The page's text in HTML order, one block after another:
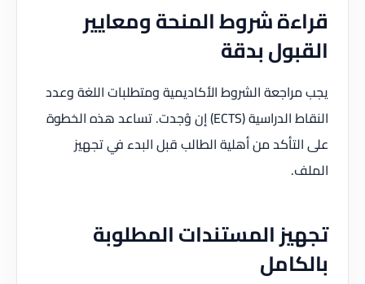
قراءة شروط المنحة ومعايير
القبول بدقة
يجب مراجعة الشروط الأكاديمية ومتطلبات اللغة وعدد
النقاط الدراسية (ECTS) إن وُجدت. تساعد هذه الخطوة
على التأكد من أهلية الطالب قبل البدء في تجهيز
الملف.
تجهيز المستندات المطلوبة
بالكامل